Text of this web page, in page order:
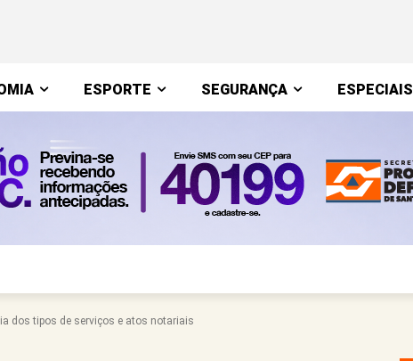
ESPORTE SEGURANÇA ESPECIAIS
dos tipos de serviços e atos notariais